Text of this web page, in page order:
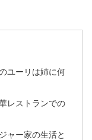
ユーリは姉に何
レストランでの
ャー家の生活と